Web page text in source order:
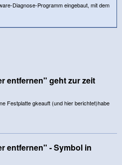
Diagnose-Programm eingebaut, mit dem
entfernen" geht zur zeit
Festplatte gkeauft (und hier berichtet)habe
entfernen" - Symbol in